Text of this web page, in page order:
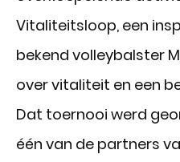
Vitaliteitsloop, een
bekend volleybalster
over vitaliteit en een
Dat toernooi werd
één van de partners